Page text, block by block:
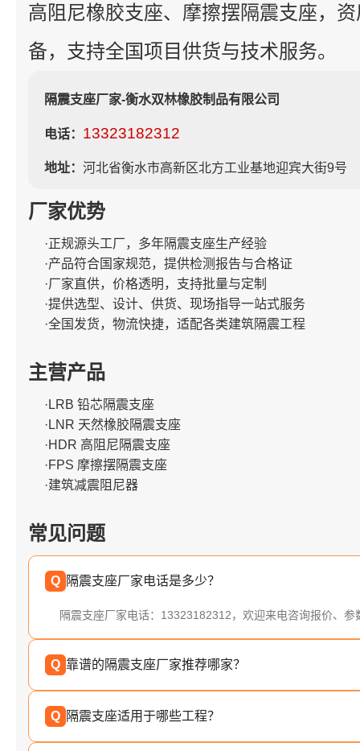
高阻尼橡胶支座、摩擦摆隔震支座，
备，支持全国项目供货与技术服务。
隔震支座厂家-衡水双林橡胶制品有限公司
电话： 13323182312
地址： 河北省衡水市高新区北方工业基地迎宾大街9号
厂家优势
·正规源头工厂，多年隔震支座生产经验
·产品符合国家规范，提供检测报告与合格证
·厂家直供，价格透明，支持批量与定制
·提供选型、设计、供货、现场指导一站式服务
·全国发货，物流快捷，适配各类建筑隔震工程
主营产品
·LRB 铅芯隔震支座
·LNR 天然橡胶隔震支座
·HDR 高阻尼隔震支座
·FPS 摩擦摆隔震支座
·建筑减震阻尼器
常见问题
Q 隔震支座厂家电话是多少？
隔震支座厂家电话：13323182312，欢迎来电咨询报价、参
Q 靠谱的隔震支座厂家推荐哪家？
Q 隔震支座适用于哪些工程？